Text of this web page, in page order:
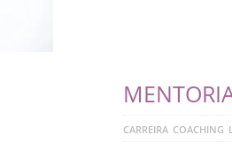
CARREIRA COACHING